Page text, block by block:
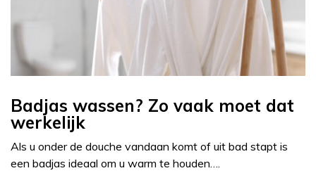
Badjas wassen? Zo vaak moet dat
werkelijk
Als u onder de douche vandaan komt of uit bad stapt is
een badjas ideaal om u warm te houden….